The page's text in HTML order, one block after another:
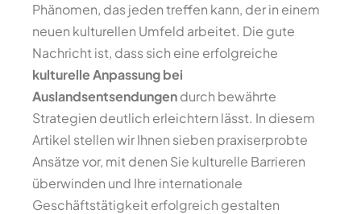
Phänomen, das jeden treffen kann, der in einem
neuen kulturellen Umfeld arbeitet. Die gute
Nachricht ist, dass sich eine erfolgreiche
kulturelle Anpassung bei
Auslandsentsendungendurch bewährte
Strategien deutlich erleichtern lässt. In diesem
Artikel stellen wir Ihnen sieben praxiserprobte
Ansätze vor, mit denen Sie kulturelle Barrieren
überwinden und Ihre internationale
Geschäftstätigkeit erfolgreich gestalten